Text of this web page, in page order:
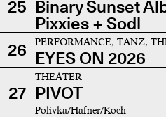
25 Binary Sunset
Pixxies + Sodl
26
PERFORMANCE, TANZ,
EYES ON 2026
27
THEATER
PIVOT
Polivka/Hafner/Koch